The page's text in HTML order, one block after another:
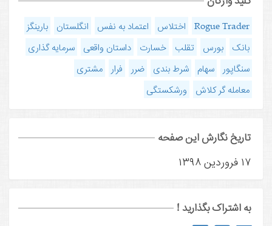
Rogue Trader اختلاس اعتماد به نفس انگلستان
بارینگز
بانک
بورس تقلب خسارت داستان واقعی
سرمایه گذاری
سنگاپور
سهام شرط بندی ضرر فرار
مشتری
معامله گر کلاش
ورشکستگی
تاریخ نگارش این صفحه
۱۷ فروردین ۱۳۹۸
به اشتراک بگذارید !